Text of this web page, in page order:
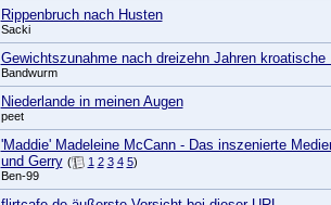
Rippenbruch nach Husten
Sacki
Gewichtszunahme nach dreizehn Jahren kroatische
Bandwurm
Niederlande in meinen Augen
peet
'Maddie' Madeleine McCann - Das inszenierte
und Gerry ( 1 2 3 4 5)
Ben-99